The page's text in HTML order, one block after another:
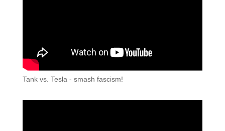
Tank vs. Tesla - smash fascism!